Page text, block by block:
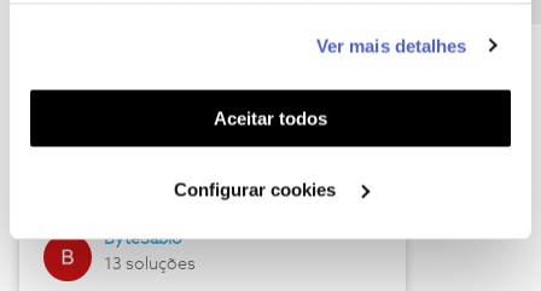
funcionalidades (cookies de personalização e
funcionalidade) e adaptar anúncios aos seus interesses
(cookies de publicidade personalizada). Pode gerir a
utilização dos cookies clicando em "Configurar
Ver mais detalhes
Aceitar todos
Configurar cookies
Hall of Fame de julho
17 soluções
ByteSábio
13 soluções